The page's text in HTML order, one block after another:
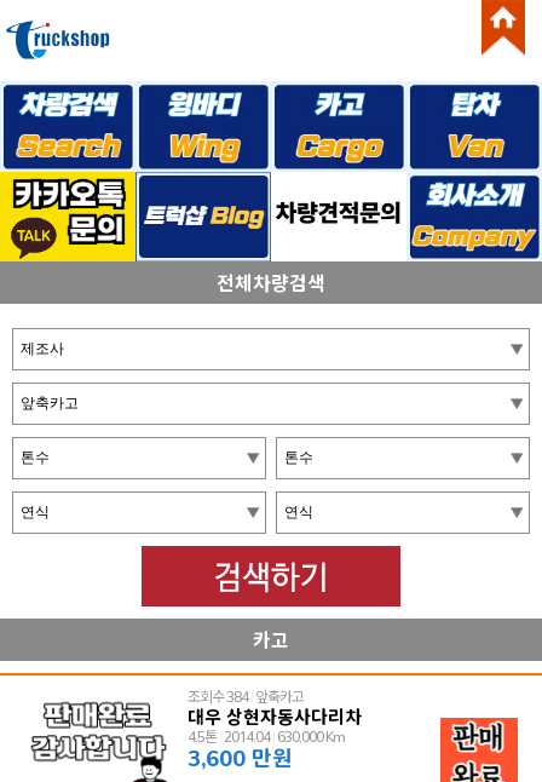
전체차량검색
카고
조회수 384 앞축카고
대우 상현자동사다리차
4.5톤 2014.04 630,000 Km
3,600 만원